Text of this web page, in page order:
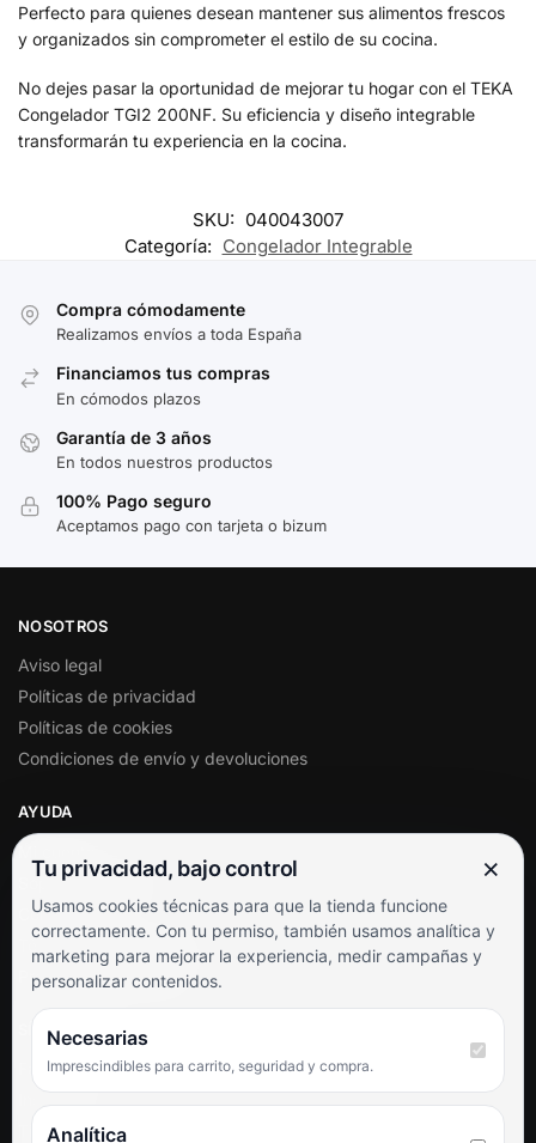
Perfecto para quienes desean mantener sus alimentos frescos
y organizados sin comprometer el estilo de su cocina.
No dejes pasar la oportunidad de mejorar tu hogar con el TEKA
Congelador TGI2 200NF. Su eficiencia y diseño integrable
transformarán tu experiencia en la cocina.
SKU: 040043007
Categoría: Congelador Integrable
Compra cómodamente
Realizamos envíos a toda España
Financiamos tus compras
En cómodos plazos
Garantía de 3 años
En todos nuestros productos
100% Pago seguro
Aceptamos pago con tarjeta o bizum
NOSOTROS
Aviso legal
Políticas de privacidad
Políticas de cookies
Condiciones de envío y devoluciones
AYUDA
Soporte al cliente
Contacto
Términos y condiciones
Preguntas frecuentes
SÍGUENOS
Facebook
TikTok
Tu privacidad, bajo control ×
Usamos cookies técnicas para que la tienda funcione
correctamente. Con tu permiso, también usamos analítica y
marketing para mejorar la experiencia, medir campañas y
personalizar contenidos.
Necesarias
Imprescindibles para carrito, seguridad y compra.
Analítica